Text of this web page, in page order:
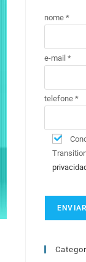
nome *
e-mail *
telefone *